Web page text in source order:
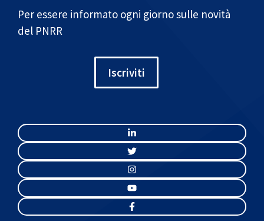
Per essere informato ogni giorno sulle novità
del PNRR
Iscriviti